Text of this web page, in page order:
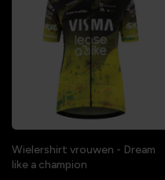
Wielershirt vrouwen - Dream
like a champion